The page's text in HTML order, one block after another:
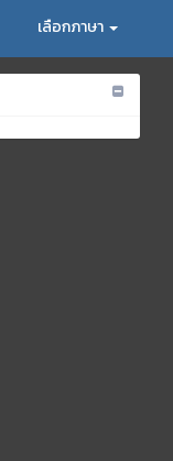
เลือกภาษา